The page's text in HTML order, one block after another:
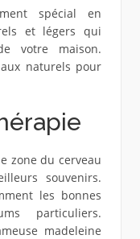
spécial en
et légers qui
votre maison.
naturels pour
zone du cerveau
souvenirs.
les bonnes
particuliers.
madeleine